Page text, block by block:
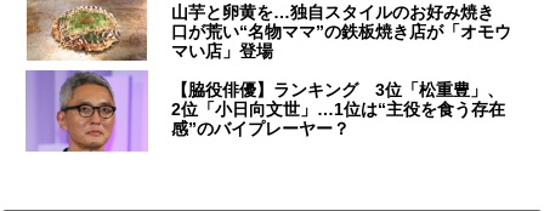
山芋と卵黄を…独自スタイルのお好み焼き
口が荒い“名物ママ”の鉄板焼き店が「オモウ
マい店」登場
【脇役俳優】ランキング 3位「松重豊」、
2位「小日向文世」…1位は“主役を食う存在
感”のバイプレーヤー？